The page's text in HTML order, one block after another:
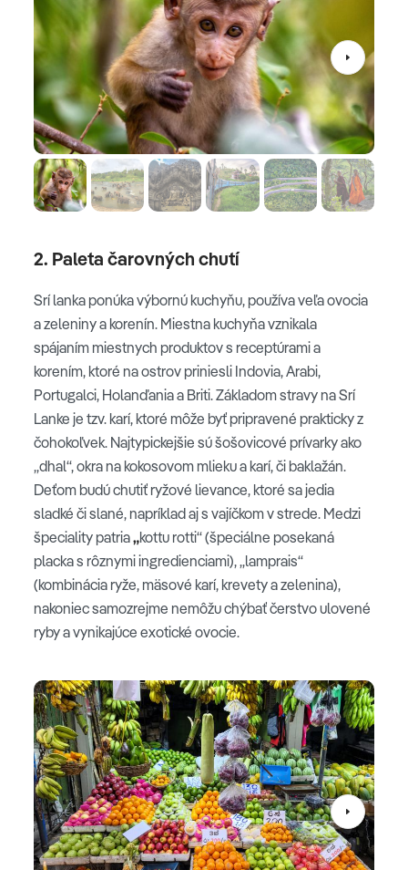
2. Paleta čarovných chutí
Srí lanka ponúka výbornú kuchyňu, používa veľa ovocia
a zeleniny a korenín. Miestna kuchyňa vznikala
spájaním miestnych produktov s receptúrami a
korením, ktoré na ostrov priniesli Indovia, Arabi,
Portugalci, Holanďania a Briti. Základom stravy na Srí
Lanke je tzv. karí, ktoré môže byť pripravené prakticky z
čohokoľvek. Najtypickejšie sú šošovicové prívarky ako
„dhal“, okra na kokosovom mlieku a karí, či baklažán.
Deťom budú chutiť ryžové lievance, ktoré sa jedia
sladké či slané, napríklad aj s vajíčkom v strede. Medzi
špeciality patria„kottu rotti“ (špeciálne posekaná
placka s rôznymi ingredienciami), „lamprais“
(kombinácia ryže, mäsové karí, krevety a zelenina),
nakoniec samozrejme nemôžu chýbať čerstvo ulovené
ryby a vynikajúce exotické ovocie.